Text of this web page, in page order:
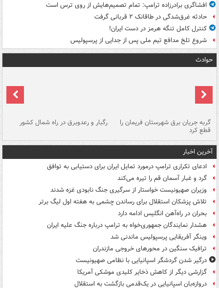
افشاگری برادرزاده ترامپ: تمام تصمیم‌هایش از روی ترس است
حادثه غرق‌شدگی در طاقانک ۲ قربانی گرفت
کنترل کامل تنگه هرمز در دست ایران!
شروع تلخ مدافع تیم ملی پس از جدایی از پرسپولیس
حوادث
گربه جریان برق شهرستان فریمان را
قطع کرد
رگبار و رعدوبرق در راه شمال کشور
آخرین اخبار
ادعای تکراری ترامپ درمورد تمایل ایران برای دستیابی به توافق
گرد و غبار آسمان قم را تیره می‌کند
وزیران صهیونیست خواستار از سرگیری جنگ نابودی غزه شدند
تلاش پزشکان استقلال برای رساندن چشمی به هفته اول لیگ برتر
بحران در راه‌آهن انگلیس ادامه دارد
هشدار نمایندگان جمهوری‌خواه به ترامپ درباره جنگ علیه ایران
وینگر آفریقایی پرسپولیس ماندنی شد
ترافیک سنگین در محورهای خروجی مازندران
درگیر شدن گردشگر اسپانیایی با نظامی صهیونیست
گزارشی دیگر از کاهش ذخایر کلیدی موشکی آمریکا
دروازه‌بان اسپانیایی در یک‌قدمی بازگشت به استقلال